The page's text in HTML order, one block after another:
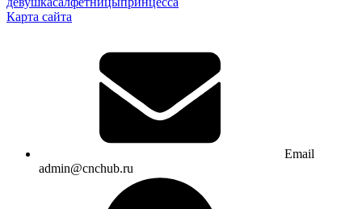
Карта сайта
Email
admin@cnchub.ru